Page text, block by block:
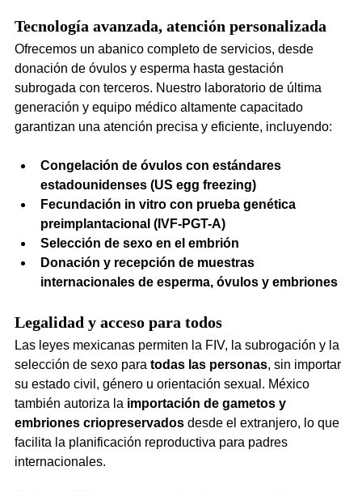
Tecnología avanzada, atención personalizada
Ofrecemos un abanico completo de servicios, desde
donación de óvulos y esperma hasta gestación
subrogada con terceros. Nuestro laboratorio de última
generación y equipo médico altamente capacitado
garantizan una atención precisa y eficiente, incluyendo:
Congelación de óvulos con estándares
estadounidenses (US egg freezing)
Fecundación in vitro con prueba genética
preimplantacional (IVF-PGT-A)
Selección de sexo en el embrión
Donación y recepción de muestras
internacionales de esperma, óvulos y embriones
Legalidad y acceso para todos
Las leyes mexicanas permiten la FIV, la subrogación y la
selección de sexo para todas las personas, sin importar
su estado civil, género u orientación sexual. México
también autoriza la importación de gametos y
embriones criopreservados desde el extranjero, lo que
facilita la planificación reproductiva para padres
internacionales.